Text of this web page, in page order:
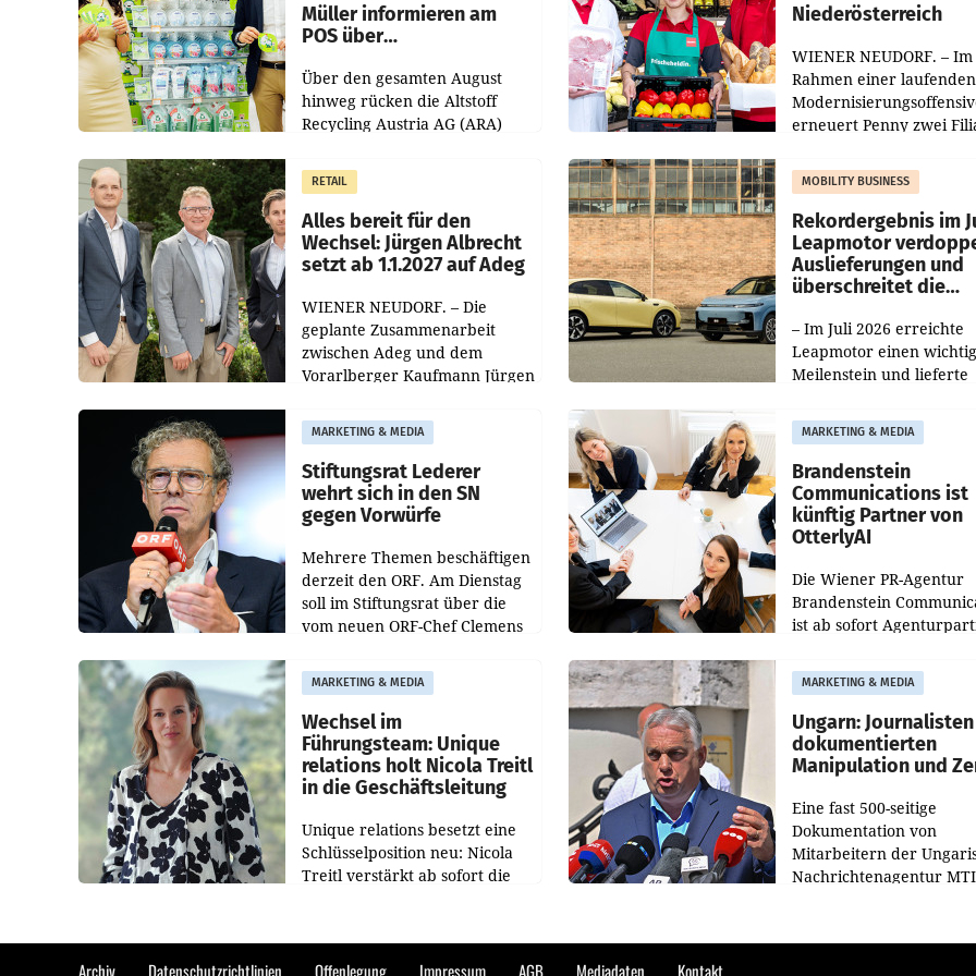
Müller informieren am
POS über
Über den gesamten August
hinweg rücken die Altstoff
Recycling Austria AG (ARA)
Müller die Initiative „Kreislauf-
Helden“ in allen
österreichischen Müller-Filialen
Niederösterreich
WIENER NEUDORF. – Im
Rahmen einer laufenden
erneuert Penny zwei
Die beiden Standorte
Haag sowie im rund
RETAIL
Alles bereit für den
Wechsel: Jürgen Albrecht
setzt ab 1.1.2027 auf Adeg
WIENER NEUDORF. – Die
geplante Zusammenarbeit
zwischen Adeg und dem
Vorarlberger Kaufmann Jürgen
freigegeben: Die
Bundeswettbewerbsbehörde
und der Bundeskartellanwalt
MOBILITY BUSINESS
Rekordergebnis im
Leapmotor
Auslieferungen und
überschreitet die
– Im Juli 2026 erreichte
Leapmotor einen
Meilenstein und lieferte
aus, womit sich das
gegenüber Juli 2025
verdoppelte (+102
MARKETING & MEDIA
Stiftungsrat Lederer
wehrt sich in den SN
gegen Vorwürfe
Mehrere Themen beschäftigen
derzeit den ORF. Am Dienstag
soll im Stiftungsrat über die
vom neuen ORF-Chef Clemens
Besetzungen für die
Direktionen abgestimmt
werden.
MARKETING & MEDIA
Brandenstein
Communications ist
künftig Partner von
OtterlyAI
Die Wiener PR-Agentur
Brandenstein
ist ab sofort
Optimierungsplattform
OtterlyAI. Damit baut die
Agentur ihr
MARKETING & MEDIA
Wechsel im
Führungsteam: Unique
relations holt Nicola Treitl
in die Geschäftsleitung
Unique relations besetzt eine
Schlüsselposition neu: Nicola
Treitl verstärkt ab sofort die
Josef Kalina und Anna Kalina-
Mahr.
MARKETING & MEDIA
Ungarn: Journalisten
dokumentierten
Manipulation und
Eine fast 500-seitige
Dokumentation von
Mitarbeitern der
Nachrichtenagentur
der Agentur während
Archiv Datenschutzrichtlinien Offenlegung Impressum AGB Mediadaten Kontakt